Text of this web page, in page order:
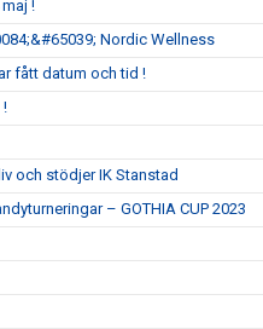
!
Nordic Wellness
fått datum och tid !
!
och stödjer IK Stanstad
– GOTHIA CUP 2023